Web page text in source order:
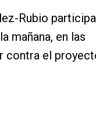
Rubio
mañana, en las
contra el